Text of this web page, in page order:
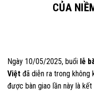
CỦA
Ngày 10/05/2025, buổi lễ
Việt đã diễn ra trong không
được bàn giao lần này là